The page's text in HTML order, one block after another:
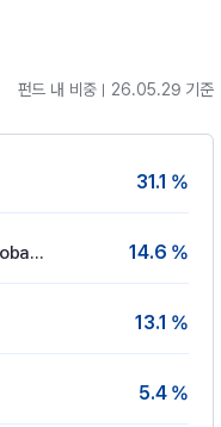
펀드 내 비중 26.05.29 기준
31.1 %
T. Rowe Price Funds SICAV - Global Gove 14.6 %
13.1 %
5.4 %